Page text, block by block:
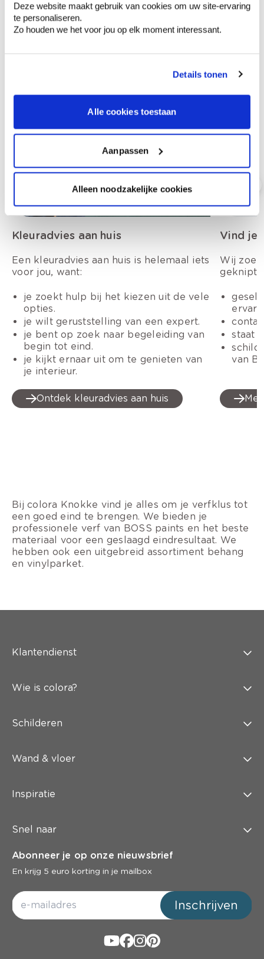
Deze website maakt gebruik van cookies om uw site-ervaring
te personaliseren.
Zo houden we het voor jou op elk moment interessant.
Details tonen
Alle cookies toestaan
Aanpassen
Alleen noodzakelijke cookies
Kleuradvies aan huis
Een kleuradvies aan huis is helemaal iets
voor jou, want:
je zoekt hulp bij het kiezen uit de vele
opties.
je wilt geruststelling van een expert.
je bent op zoek naar begeleiding van
begin tot eind.
je kijkt ernaar uit om te genieten van
je interieur.
Ontdek kleuradvies aan huis
Vind je
Wij
staat
van
Bij colora Knokke vind je alles om je verfklus tot
een goed eind te brengen. We bieden je
professionele verf van BOSS paints en het beste
materiaal voor een geslaagd eindresultaat. We
hebben ook een uitgebreid assortiment behang
en vinylparket.
Klantendienst
Wie is colora?
Schilderen
Wand & vloer
Inspiratie
Snel naar
Abonneer je op onze nieuwsbrief
En krijg 5 euro korting in je mailbox
Inschrijven